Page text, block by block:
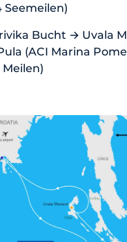
Seemeilen)
Bucht → Uvala
(ACI Marina